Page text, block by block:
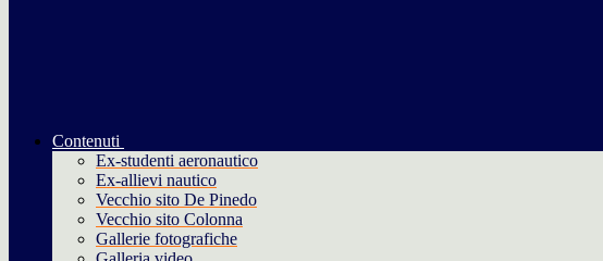
Contenuti
Ex-studenti aeronautico
Ex-allievi nautico
Vecchio sito De Pinedo
Vecchio sito Colonna
Gallerie fotografiche